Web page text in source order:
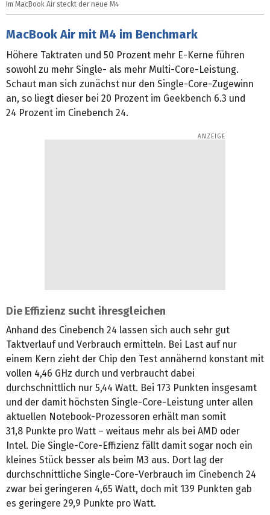
Im MacBook Air steckt der neue M4
MacBook Air mit M4 im Benchmark
Höhere Taktraten und 50 Prozent mehr E-Kerne führen
sowohl zu mehr Single- als mehr Multi-Core-Leistung.
Schaut man sich zunächst nur den Single-Core-Zugewinn
an, so liegt dieser bei 20 Prozent im Geekbench 6.3 und
24 Prozent im Cinebench 24.
Die Effizienz sucht ihresgleichen
Anhand des Cinebench 24 lassen sich auch sehr gut
Taktverlauf und Verbrauch ermitteln. Bei Last auf nur
einem Kern zieht der Chip den Test annähernd konstant mit
vollen 4,46 GHz durch und verbraucht dabei
durchschnittlich nur 5,44 Watt. Bei 173 Punkten insgesamt
und der damit höchsten Single-Core-Leistung unter allen
aktuellen Notebook-Prozessoren erhält man somit
31,8 Punkte pro Watt – weitaus mehr als bei AMD oder
Intel. Die Single-Core-Effizienz fällt damit sogar noch ein
kleines Stück besser als beim M3 aus. Dort lag der
durchschnittliche Single-Core-Verbrauch im Cinebench 24
zwar bei geringeren 4,65 Watt, doch mit 139 Punkten gab
es geringere 29,9 Punkte pro Watt.